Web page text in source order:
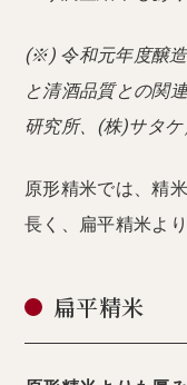
(※) 令和元年度醸
と清酒品質との関
研究所、(株)サタケ
原形精米では、精
長く、扁平精米よ
扁平精米